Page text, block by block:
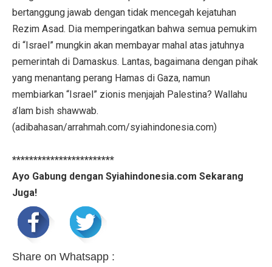
bertanggung jawab dengan tidak mencegah kejatuhan
Rezim Asad. Dia memperingatkan bahwa semua pemukim
di “Israel” mungkin akan membayar mahal atas jatuhnya
pemerintah di Damaskus. Lantas, bagaimana dengan pihak
yang menantang perang Hamas di Gaza, namun
membiarkan “Israel” zionis menjajah Palestina? Wallahu
a’lam bish shawwab.
(adibahasan/arrahmah.com/syiahindonesia.com)
************************
Ayo Gabung dengan Syiahindonesia.com Sekarang
Juga!
Share on Whatsapp :